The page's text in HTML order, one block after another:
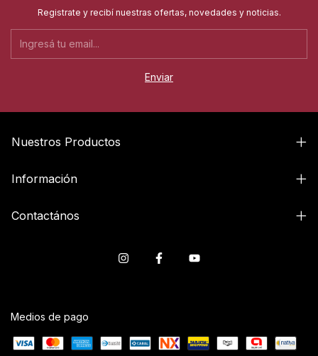
Registrate y recibí nuestras ofertas, novedades y noticias.
Nuestros Productos
Información
Contactános
Medios de pago